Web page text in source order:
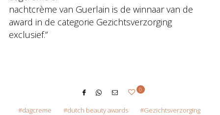
nachtcrème van Guerlain is de winnaar van de
award in de categorie Gezichtsverzorging
exclusief.”
0
dagcreme dutch beauty awards
Gezichtsverzorging